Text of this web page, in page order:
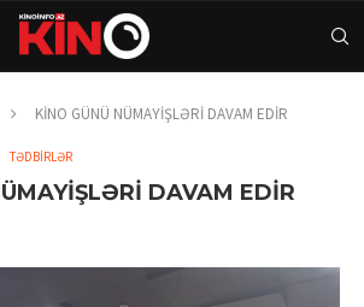
KİNO GÜNÜ NÜMAYİŞLƏRİ DAVAM EDİR
TƏDBİRLƏR
DAVAM EDİR